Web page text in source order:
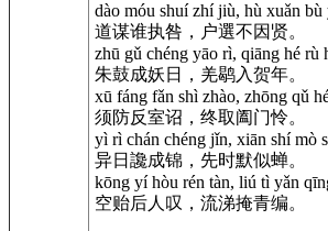
dào móu shuí zhí jiù, hù xuǎn bù
道谋谁执咎，户選不因贤。
zhū gǔ chéng yāo rì, qiāng hé rù
朱鼓成妖日，羌鹖入贺年。
xū fáng fǎn shì zhào, zhōng qǔ
须防反室诏，终取阖门怜。
yì rì chán chéng jǐn, xiān shí mò
异日讒成锦，先时默似蝉。
kōng yí hòu rén tàn, liú tì yǎn
空贻后人叹，流涕掩青编。